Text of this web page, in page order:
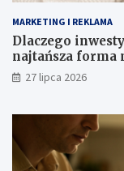
MARKETING I REKLAMA
Dlaczego
najtańsza forma
27 lipca 2026